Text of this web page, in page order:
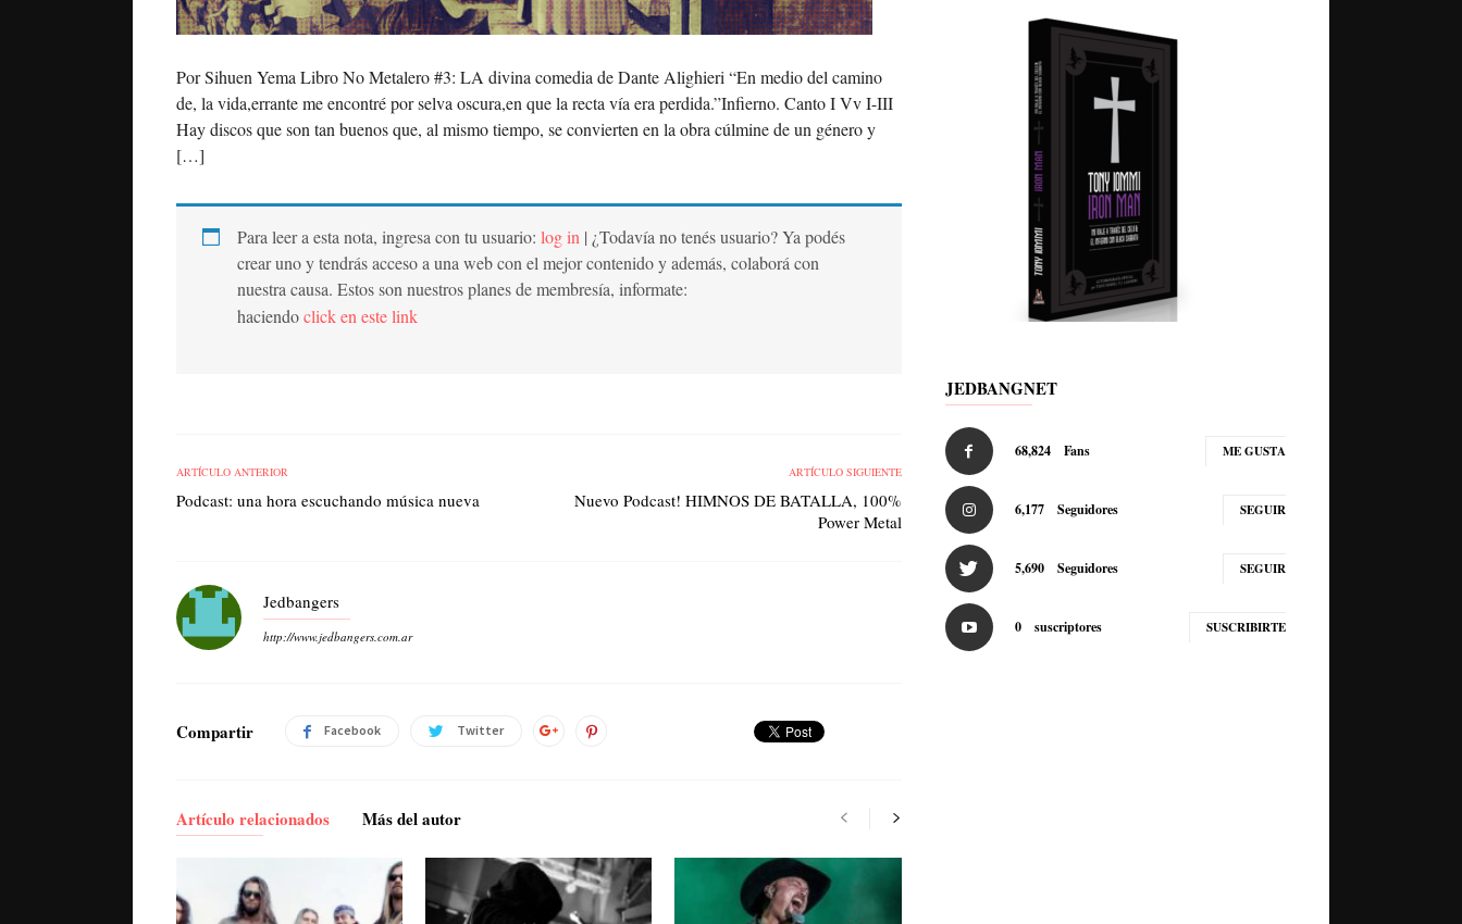
Por Sihuen Yema Libro No Metalero #3: LA divina comedia de Dante Alighieri “En medio del camino
de, la vida,errante me encontré por selva oscura,en que la recta vía era perdida.”Infierno. Canto I Vv I-III
Hay discos que son tan buenos que, al mismo tiempo, se convierten en la obra cúlmine de un género y
[…]
Para leer a esta nota, ingresa con tu usuario: log in | ¿Todavía no tenés usuario? Ya podés
crear uno y tendrás acceso a una web con el mejor contenido y además, colaborá con
nuestra causa. Estos son nuestros planes de membresía, informate:
haciendoclick en este link
ARTÍCULO ANTERIOR
Podcast: una hora escuchando música nueva
ARTÍCULO SIGUIENTE
Nuevo Podcast! HIMNOS DE BATALLA, 100%
Power Metal
Jedbangers
http://www.jedbangers.com.ar
Compartir Facebook Twitter
Artículo relacionados Más del autor
JEDBANGNET
68,824 Fans ME GUSTA
6,177 Seguidores SEGUIR
5,690 Seguidores SEGUIR
0 suscriptores SUSCRIBIRTE